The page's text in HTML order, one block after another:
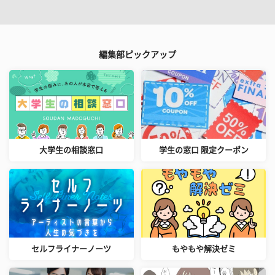
編集部ピックアップ
大学生の相談窓口 学生の窓口 限定クーポン
セルフライナーノーツ もやもや解決ゼミ